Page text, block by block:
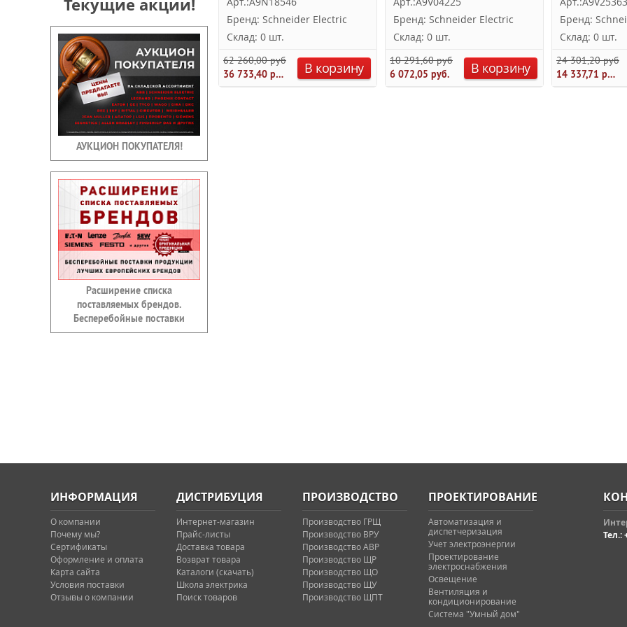
Текущие акции!
АУКЦИОН ПОКУПАТЕЛЯ!
Расширение списка
поставляемых брендов.
Бесперебойные поставки
Бренд: Schneider Electric
Склад: 0 шт.
62 260,00 руб.
36 733,40 руб.
В корзину
Бренд: Schneider Electric
Склад: 0 шт.
10 291,60 руб.
6 072,05 руб.
В корзину
Бренд:
Склад: 0 шт.
24 301,20 руб.
14 337,71 руб.
ИНФОРМАЦИЯ
О компании
Почему мы?
Сертификаты
Оформление и оплата
Карта сайта
Условия поставки
Отзывы о компании
ДИСТРИБУЦИЯ
Интернет-магазин
Прайс-листы
Доставка товара
Возврат товара
Каталоги (скачать)
Школа электрика
Поиск товаров
ПРОИЗВОДСТВО
Производство ГРЩ
Производство ВРУ
Производство АВР
Производство ЩР
Производство ЩО
Производство ЩУ
Производство ЩПТ
ПРОЕКТИРОВАНИЕ
Автоматизация и
диспетчеризация
Учет электроэнергии
Проектирование
электроснабжения
Освещение
Вентиляция и
кондиционирование
Система "Умный дом"
Тел.: